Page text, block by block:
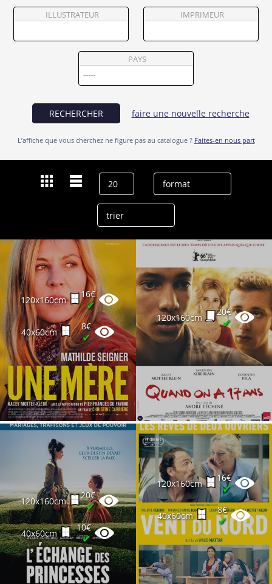
Vendre
ILLUSTRATEUR IMPRIMEUR
PAYS
RECHERCHER faire une nouvelle recherche
L’affiche que vous cherchez ne figure pas au catalogue ? Faites-en nous part
120x160cm
16€
✔
40x60cm
8€
✔
120x160cm
20€
✔
120x160cm
20€
✔
40x60cm
10€
✔
120x160cm
16€
✔
40x60cm
8€
✔